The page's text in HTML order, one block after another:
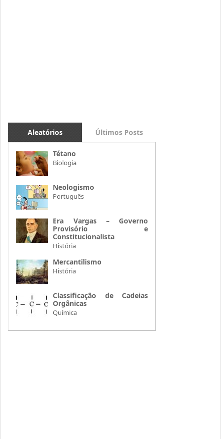
Aleatórios Últimos Posts
Tétano
Biologia
Neologismo
Português
Era Vargas – Governo
Provisório e
Constitucionalista
História
Mercantilismo
História
Classificação de Cadeias
Orgânicas
Química